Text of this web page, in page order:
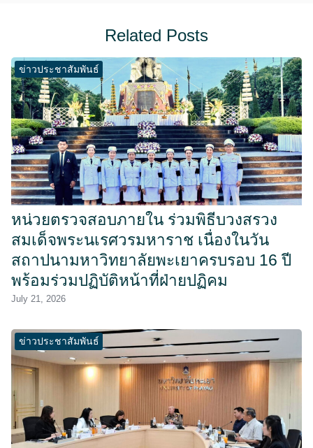
Related Posts
ข่าวประชาสัมพันธ์
หน่วยตรวจสอบภายใน ร่วมพิธีบวงสรวง
สมเด็จพระนเรศวรมหาราช เนื่องในวัน
สถาปนามหาวิทยาลัยพะเยาครบรอบ 16 ปี
พร้อมร่วมปฏิบัติหน้าที่ฝ่ายปฏิคม
July 21, 2026
ข่าวประชาสัมพันธ์